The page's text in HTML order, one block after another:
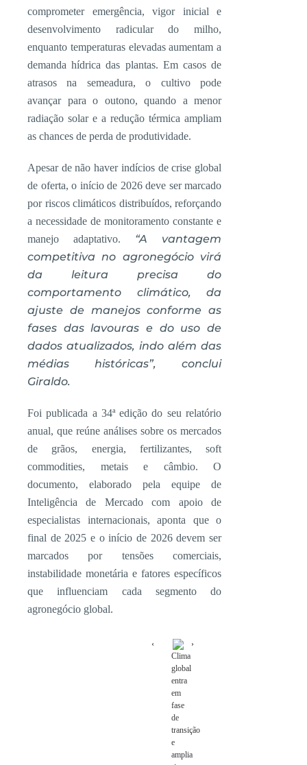
comprometer emergência, vigor inicial e
desenvolvimento radicular do milho,
enquanto temperaturas elevadas aumentam a
demanda hídrica das plantas. Em casos de
atrasos na semeadura, o cultivo pode
avançar para o outono, quando a menor
radiação solar e a redução térmica ampliam
as chances de perda de produtividade.
Apesar de não haver indícios de crise global
de oferta, o início de 2026 deve ser marcado
por riscos climáticos distribuídos, reforçando
a necessidade de monitoramento constante e
manejo adaptativo. “A vantagem
competitiva no agronegócio virá
da leitura precisa do
comportamento climático, da
ajuste de manejos conforme as
fases das lavouras e do uso de
dados atualizados, indo além das
médias históricas”, conclui
Giraldo.
Foi publicada a 34ª edição do seu relatório
anual, que reúne análises sobre os mercados
de grãos, energia, fertilizantes, soft
commodities, metais e câmbio. O
documento, elaborado pela equipe de
Inteligência de Mercado com apoio de
especialistas internacionais, aponta que o
final de 2025 e o início de 2026 devem ser
marcados por tensões comerciais,
instabilidade monetária e fatores específicos
que influenciam cada segmento do
agronegócio global.
Clima
global
entra
em
fase
de
transição
e
amplia